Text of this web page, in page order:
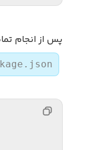
پس از انجام